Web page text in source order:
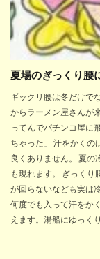
夏場のぎっくり腰
ギックリ腰は冬だけで
からラーメン屋さんが
ってんでパチンコ屋に
ちゃった」 汗をかくの
良くありません。 夏
も現れます。 ぎっく
が回らないなども実は
何度でも入って汗をか
えます。湯船にゆっく